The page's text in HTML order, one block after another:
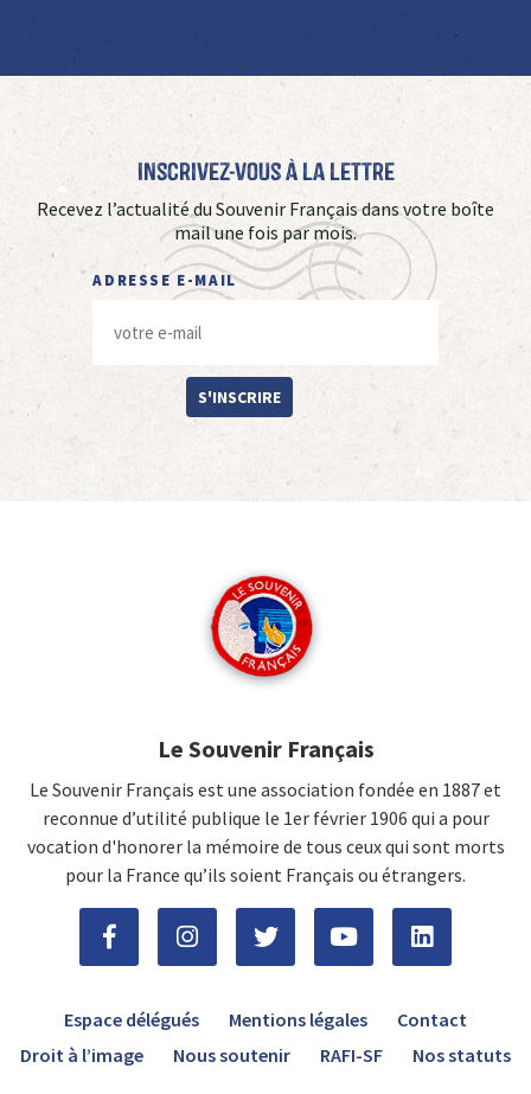
Inscrivez-vous à La Lettre
Recevez l’actualité du Souvenir Français dans votre boîte
mail une fois par mois.
ADRESSE E-MAIL
S'INSCRIRE
Le Souvenir Français
Le Souvenir Français est une association fondée en 1887 et
reconnue d’utilité publique le 1er février 1906 qui a pour
vocation d'honorer la mémoire de tous ceux qui sont morts
pour la France qu’ils soient Français ou étrangers.
Espace délégués Mentions légales
Contact
Droit à l’image
Nous soutenir RAFI-SF Nos statuts